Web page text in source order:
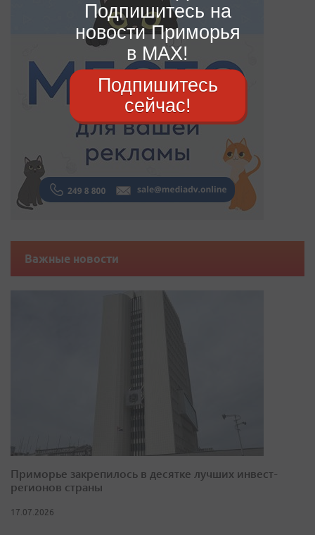
Важные новости
Приморье закрепилось в десятке лучших инвест-
регионов страны
17.07.2026
Подпишитесь на
новости Приморья
в MAX!
Подпишитесь
сейчас!